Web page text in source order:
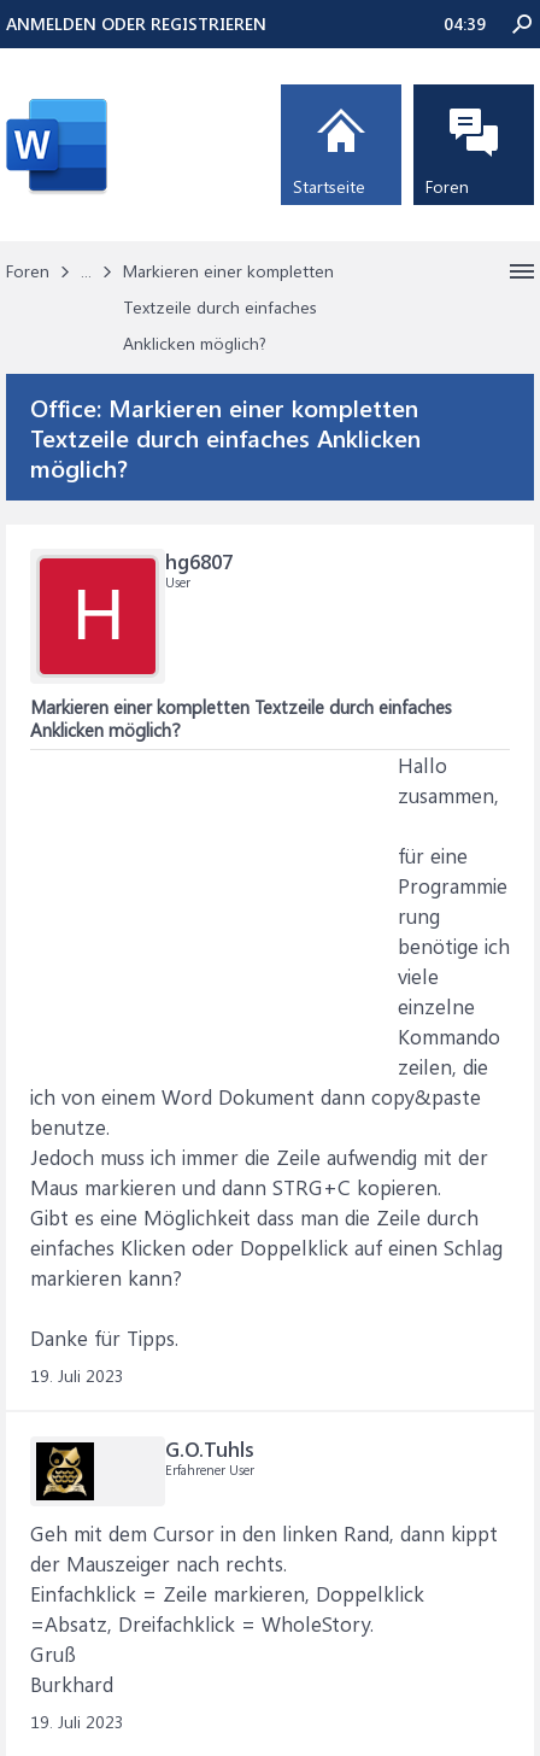
Foren ...
Markieren einer kompletten
Textzeile durch einfaches
Anklicken möglich?
Office: Markieren einer kompletten
Textzeile durch einfaches Anklicken
möglich?
H
hg6807
User
Markieren einer kompletten Textzeile durch einfaches
Anklicken möglich?
Hallo
zusammen,
für eine
Programmie
rung
benötige ich
viele
einzelne
Kommando
zeilen, die
ich von einem Word Dokument dann copy&paste
benutze.
Jedoch muss ich immer die Zeile aufwendig mit der
Maus markieren und dann STRG+C kopieren.
Gibt es eine Möglichkeit dass man die Zeile durch
einfaches Klicken oder Doppelklick auf einen Schlag
markieren kann?
Danke für Tipps.
19. Juli 2023
G.O.Tuhls
Erfahrener User
Geh mit dem Cursor in den linken Rand, dann kippt
der Mauszeiger nach rechts.
Einfachklick = Zeile markieren, Doppelklick
=Absatz, Dreifachklick = WholeStory.
Gruß
Burkhard
19. Juli 2023
ANMELDEN ODER REGISTRIEREN 04:39
Startseite Foren